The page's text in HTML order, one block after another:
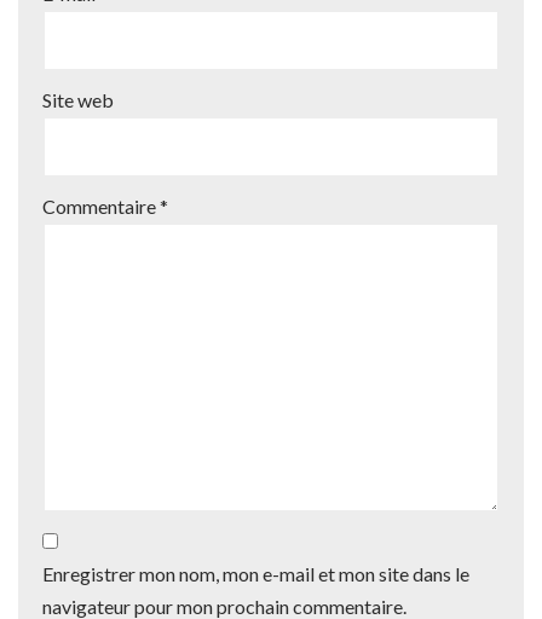
Site web
Commentaire*
Enregistrer mon nom, mon e-mail et mon site dans le
navigateur pour mon prochain commentaire.